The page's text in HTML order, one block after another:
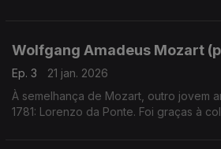
Wolfgang Amadeus Mozart
Ep. 3
21 jan. 2026
À semelhança de Mozart, outro jovem
1781: Lorenzo da Ponte. Foi graças à